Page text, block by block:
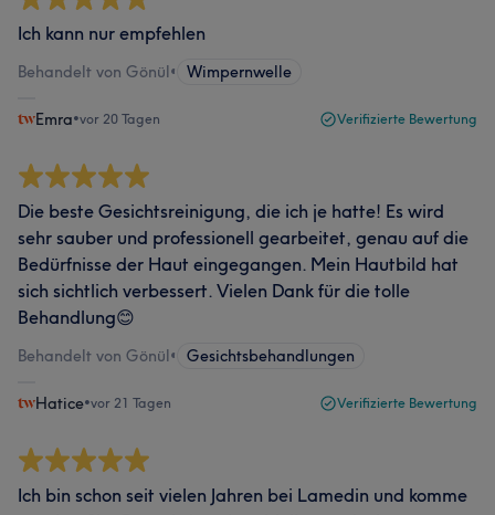
Ich kann nur empfehlen
Behandelt von Gönül• Wimpernwelle
Emra•vor 20 Tagen Verifizierte Bewertung
Die beste Gesichtsreinigung, die ich je hatte! Es wird
sehr sauber und professionell gearbeitet, genau auf die
Bedürfnisse der Haut eingegangen. Mein Hautbild hat
sich sichtlich verbessert. Vielen Dank für die tolle
Behandlung😊
Behandelt von Gönül• Gesichtsbehandlungen
Hatice•vor 21 Tagen Verifizierte Bewertung
Ich bin schon seit vielen Jahren bei Lamedin und komme